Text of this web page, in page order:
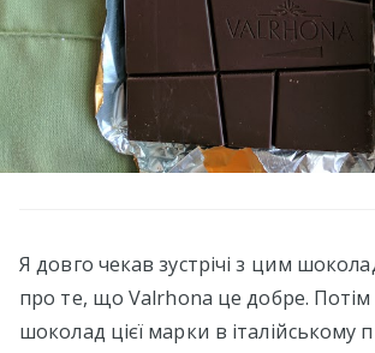
Я довго чекав зустрічі з цим
про те, що Valrhona це добре. Потім
шоколад цієї марки в італійському